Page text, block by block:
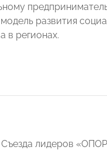
развития
в регионах.
Съезда лидеров